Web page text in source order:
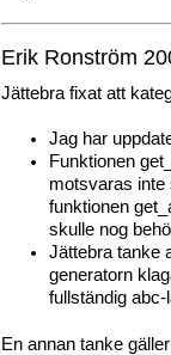
Erik Ronström
Jättebra fixat att
Jag har
Funktionen
motsvaras inte
funktionen
skulle nog
Jättebra tanke
generatorn
fullständig abc-
En annan tanke